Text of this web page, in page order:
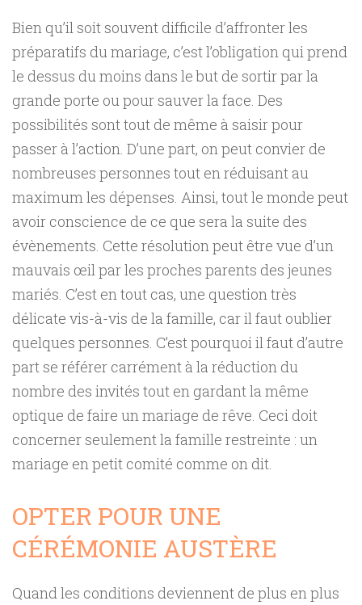
Bien qu’il soit souvent difficile d’affronter les
préparatifs du mariage, c’est l’obligation qui prend
le dessus du moins dans le but de sortir par la
grande porte ou pour sauver la face. Des
possibilités sont tout de même à saisir pour
passer à l’action. D’une part, on peut convier de
nombreuses personnes tout en réduisant au
maximum les dépenses. Ainsi, tout le monde peut
avoir conscience de ce que sera la suite des
évènements. Cette résolution peut être vue d’un
mauvais œil par les proches parents des jeunes
mariés. C’est en tout cas, une question très
délicate vis-à-vis de la famille, car il faut oublier
quelques personnes. C’est pourquoi il faut d’autre
part se référer carrément à la réduction du
nombre des invités tout en gardant la même
optique de faire un mariage de rêve. Ceci doit
concerner seulement la famille restreinte : un
mariage en petit comité comme on dit.
OPTER POUR UNE
CÉRÉMONIE AUSTÈRE
Quand les conditions deviennent de plus en plus